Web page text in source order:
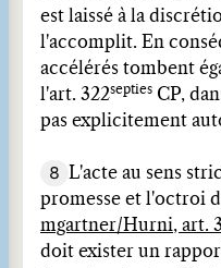
est laissé à la
l'accomplit. En
accélérés tombent
l'art. 322septies CP,
pas explicitement
8
L'acte au sens
promesse et l'octroi
mgartner/Hurni, art.
doit exister un